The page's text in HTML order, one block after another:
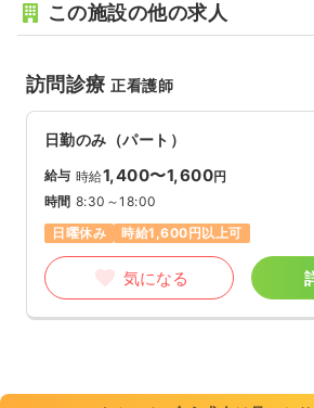
この施設の他の求人
訪問診療正看護師
日勤のみ（パート）
給与 時給1,400〜1,600円
時間 8:30～18:00
日曜休み
時給1,600円以上可
気になる